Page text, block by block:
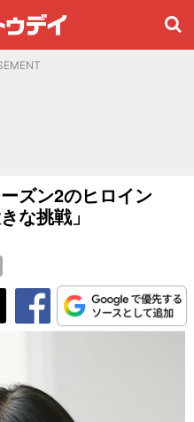
ズン2のヒロイン
な挑戦」